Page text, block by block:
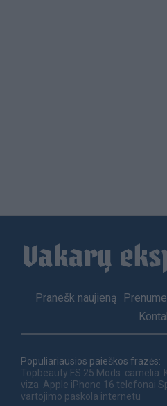
Footer
Pranešk naujieną
Populiariausios paieškos frazės:
Topbeauty FS 25 Mods camelia
viza Apple iPhone 16 telefonai
vartojimo paskola internetu